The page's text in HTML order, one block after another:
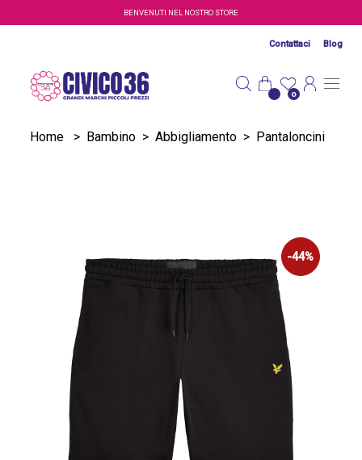
Salta al contenuto principaleBENVENUTI NEL NOSTRO STORE
Contattaci Blog
0
Home > Bambino > Abbigliamento > Pantaloncini
-44%